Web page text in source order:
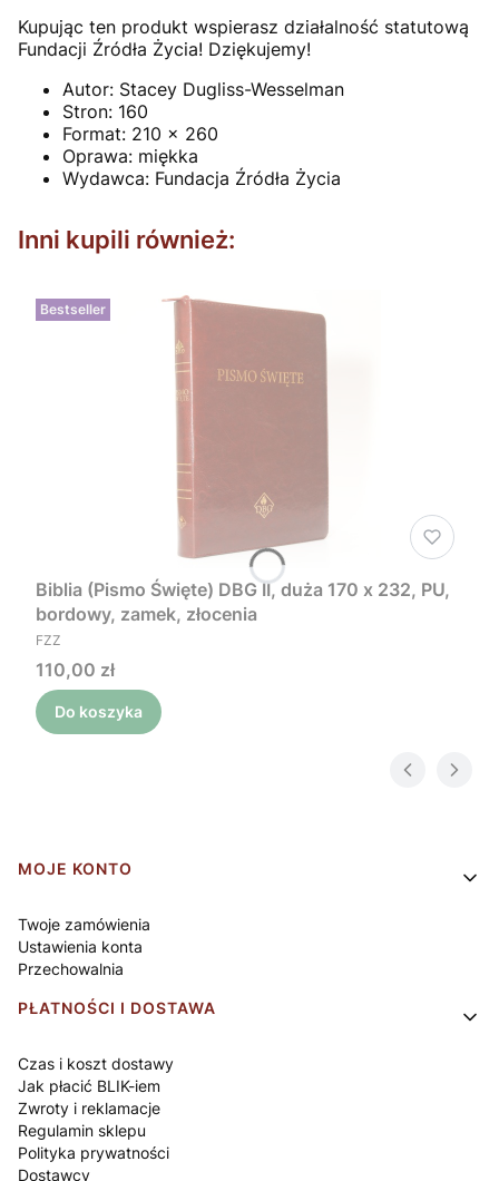
Kupując ten produkt wspierasz działalność statutową
Fundacji Źródła Życia! Dziękujemy!
Autor: Stacey Dugliss-Wesselman
Stron: 160
Format: 210 x 260
Oprawa: miękka
Wydawca: Fundacja Źródła Życia
Inni kupili również:
Bestseller
Biblia (Pismo Święte) DBG II, duża 170 x 232, PU,
bordowy, zamek, złocenia
PRODUCENT
FZZ
Cena
110,00 zł
Do koszyka
Linki w stopce
MOJE KONTO
Twoje zamówienia
Ustawienia konta
Przechowalnia
PŁATNOŚCI I DOSTAWA
Czas i koszt dostawy
Jak płacić BLIK-iem
Zwroty i reklamacje
Regulamin sklepu
Polityka prywatności
Dostawcy